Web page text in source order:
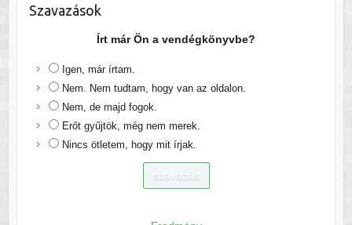
Szavazások
Írt már Ön a vendégkönyvbe?
Igen, már írtam.
Nem. Nem tudtam, hogy van az oldalon.
Nem, de majd fogok.
Erőt gyűjtök, még nem merek.
Nincs ötletem, hogy mit írjak.